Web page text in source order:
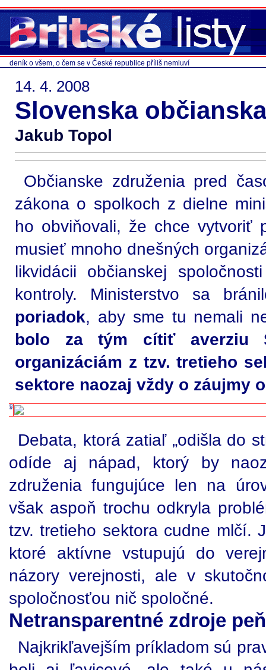
deník o všem, o čem se v České republice příliš nemluví
14. 4. 2008
Slovenska
Jakub Topol
Občianske združenia pred
zákona o spolkoch z dielne
ho obviňovali, že chce vytvoriť
musieť mnoho dnešných
likvidácii občianskej
kontroly. Ministerstvo sa
poriadok, aby sme tu nemali
bolo za tým cítiť averziu
organizáciám z tzv. tretieho
sektore naozaj vždy o záujmy
Debata, ktorá zatiaľ „odišla do
odíde aj nápad, ktorý by
združenia fungujúce len na
však aspoň trochu odkryla
tzv. tretieho sektora cudne mlčí.
ktoré aktívne vstupujú do
názory verejnosti, ale v
spoločnosťou nič spoločné.
Netransparentné zdroje
Najkrikľavejším príkladom sú